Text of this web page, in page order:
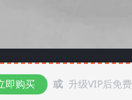
即购买 或 升级VIP后免费